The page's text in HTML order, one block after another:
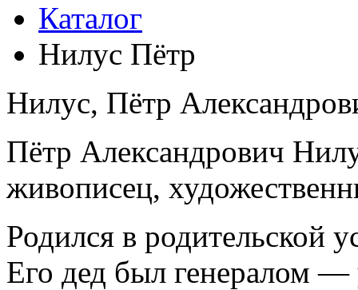
Каталог
Нилус Пётр
Нилус, Пётр
Пётр Александрович
живописец,
Родился в родительской
Его дед был генералом —